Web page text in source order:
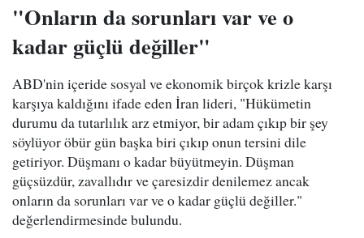
"Onların da sorunları var ve o
kadar güçlü değiller"
ABD'nin içeride sosyal ve ekonomik birçok krizle karşı
karşıya kaldığını ifade eden İran lideri, "Hükümetin
durumu da tutarlılık arz etmiyor, bir adam çıkıp bir şey
söylüyor öbür gün başka biri çıkıp onun tersini dile
getiriyor. Düşmanı o kadar büyütmeyin. Düşman
güçsüzdür, zavallıdır ve çaresizdir denilemez ancak
onların da sorunları var ve o kadar güçlü değiller."
değerlendirmesinde bulundu.